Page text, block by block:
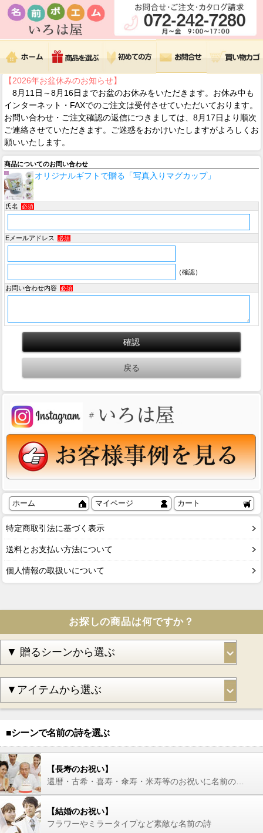
【2026年お盆休みのお知らせ】
8月11日～8月16日までお盆のお休みをいただきます。お休み中も
インターネット・FAXでのご注文は受付させていただいております。
お問い合わせ・ご注文確認の返信につきましては、8月17日より順次
ご連絡させていただきます。ご迷惑をおかけいたしますがよろしくお
願いいたします。
商品についてのお問い合わせ
オリジナルギフトで贈る「写真入りマグカップ」
氏名 必須
Eメールアドレス 必須
（確認）
お問い合わせ内容 必須
ホーム マイページ カート
特定商取引法に基づく表示
送料とお支払い方法について
個人情報の取扱いについて
お探しの商品は何ですか？
■シーンで名前の詩を選ぶ
【長寿のお祝い】
【結婚のお祝い】
フラワーやミラータイプなど素敵な名前の詩